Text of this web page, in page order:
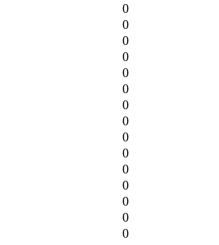
0
0
0
0
0
0
0
0
0
0
0
0
0
0
0